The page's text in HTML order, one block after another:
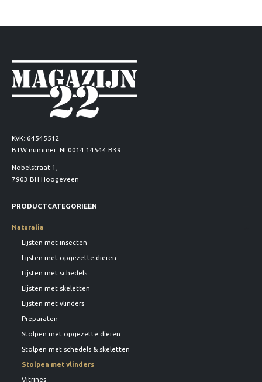
KvK: 64545512
BTW nummer: NL0014.14544.B39
Nobelstraat 1,
7903 BH Hoogeveen
PRODUCTCATEGORIEËN
Naturalia
Lijsten met insecten
Lijsten met opgezette dieren
Lijsten met schedels
Lijsten met skeletten
Lijsten met vlinders
Preparaten
Stolpen met opgezette dieren
Stolpen met schedels & skeletten
Stolpen met vlinders
Vitrines